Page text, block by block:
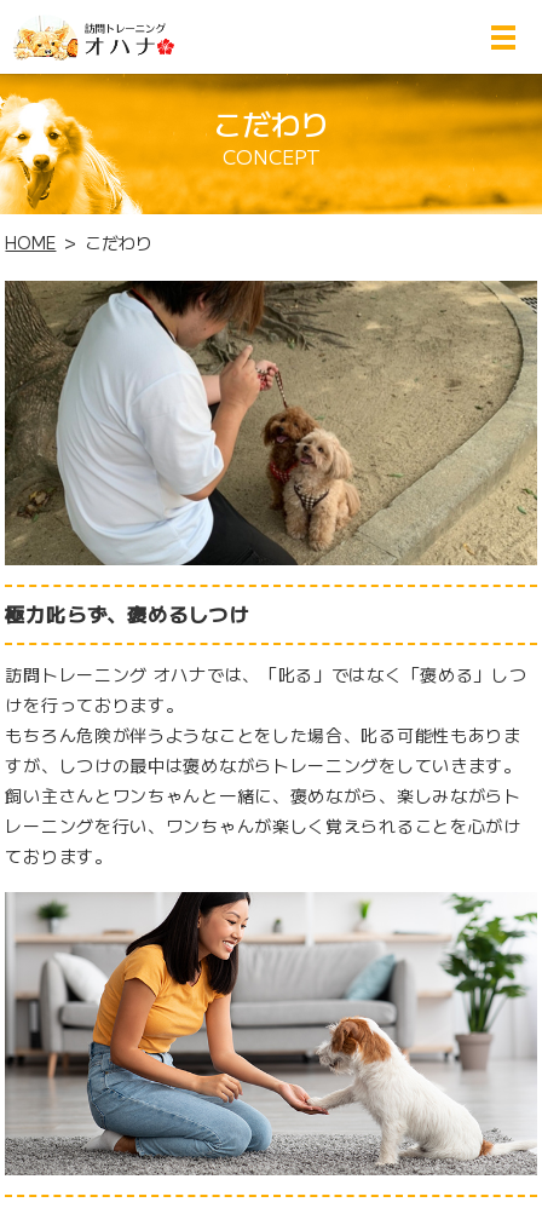
こだわり
CONCEPT
HOME こだわり
極力叱らず、褒めるしつけ
訪問トレーニング オハナでは、「叱る」ではなく「褒める」しつ
けを行っております。
もちろん危険が伴うようなことをした場合、叱る可能性もありま
すが、しつけの最中は褒めながらトレーニングをしていきます。
飼い主さんとワンちゃんと一緒に、褒めながら、楽しみながらト
レーニングを行い、ワンちゃんが楽しく覚えられることを心がけ
ております。